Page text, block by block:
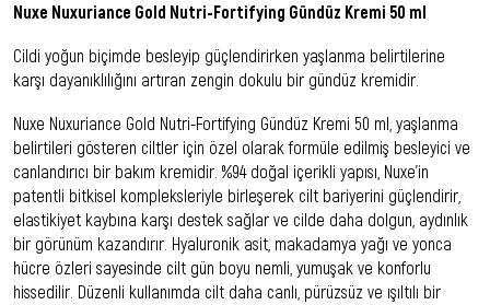
Nuxe Nuxuriance Gold Nutri-Fortifying Gündüz Kremi 50 ml
Cildi yoğun biçimde besleyip güçlendirirken yaşlanma belirtilerine
karşı dayanıklılığını artıran zengin dokulu bir gündüz kremidir.
Nuxe Nuxuriance Gold Nutri-Fortifying Gündüz Kremi 50 ml , yaşlanma
belirtileri gösteren ciltler için özel olarak formüle edilmiş besleyici ve
canlandırıcı bir bakım kremidir. %94 doğal içerikli yapısı, Nuxe’in
patentli bitkisel kompleksleriyle birleşerek cilt bariyerini güçlendirir,
elastikiyet kaybına karşı destek sağlar ve cilde daha dolgun, aydınlık
bir görünüm kazandırır. Hyaluronik asit, makadamya yağı ve yonca
hücre özleri sayesinde cilt gün boyu nemli, yumuşak ve konforlu
hissedilir. Düzenli kullanımda cilt daha canlı, pürüzsüz ve ışıltılı bir